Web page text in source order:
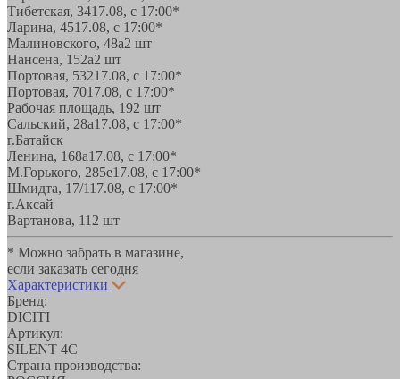
Тибетская, 3417.08, с 17:00*
Ларина, 4517.08, с 17:00*
Малиновского, 48а2 шт
Нансена, 152а2 шт
Портовая, 53217.08, с 17:00*
Портовая, 7017.08, с 17:00*
Рабочая площадь, 192 шт
Сальский, 28a17.08, с 17:00*
г.Батайск
Ленина, 168а17.08, с 17:00*
М.Горького, 285е17.08, с 17:00*
Шмидта, 17/117.08, с 17:00*
г.Аксай
Вартанова, 11 2 шт
* Можно забрать в магазине,
если заказать сегодня
Характеристики
Бренд:
DICITI
Артикул:
SILENT 4C
Страна производства: